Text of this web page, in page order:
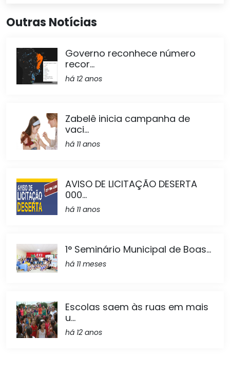
Outras Notícias
Governo reconhece número
recor...
há 12 anos
Zabelê inicia campanha de
vaci...
há 11 anos
AVISO DE LICITAÇÃO DESERTA
000...
há 11 anos
1° Seminário Municipal de Boas...
há 11 meses
Escolas saem às ruas em mais
u...
há 12 anos